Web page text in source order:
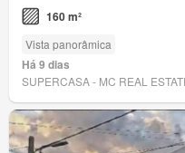
160 m²
Vista panorâmica
Há 9 dias
SUPERCASA - MC REAL